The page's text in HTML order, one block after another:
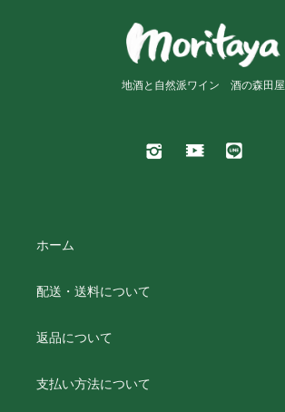
地酒と自然派ワイン 酒の森田屋
ホーム
配送・送料について
返品について
支払い方法について